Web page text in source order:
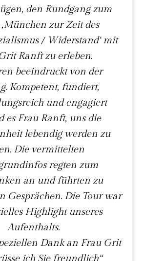
den Rundgang zum
zur Zeit des
/ Widerstand‘ mit
Ranft zu erleben.
beeindruckt von der
Kompetent, fundiert,
und engagiert
es Frau Ranft, uns die
lebendig werden zu
Die vermittelten
regten zum
an und führten zu
Gesprächen. Die Tour war
Highlight unseres
Aufenthalts.
Dank an Frau Grit
ich Sie freundlich“